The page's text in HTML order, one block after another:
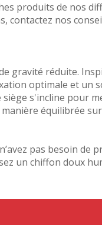
produits de nos
contactez nos
gravité réduite.
optimale et un
s'incline pour
équilibrée
pas besoin de
un chiffon doux